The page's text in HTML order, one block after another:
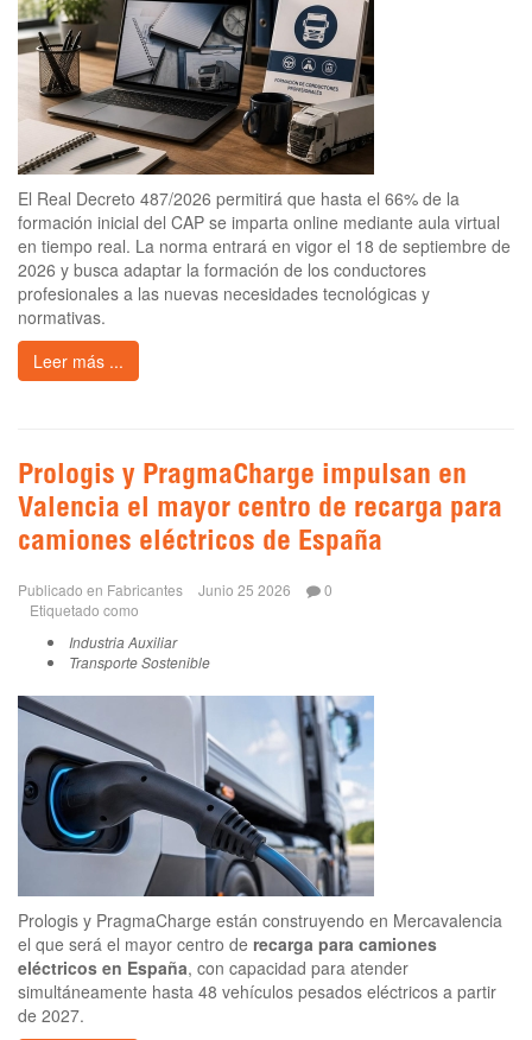
El Real Decreto 487/2026 permitirá que hasta el 66% de la
formación inicial del CAP se imparta online mediante aula virtual
en tiempo real. La norma entrará en vigor el 18 de septiembre de
2026 y busca adaptar la formación de los conductores
profesionales a las nuevas necesidades tecnológicas y
normativas.
Leer más ...
Prologis y PragmaCharge impulsan en
Valencia el mayor centro de recarga para
camiones eléctricos de España
Publicado en Fabricantes Junio 25 2026
0
Etiquetado como
Industria Auxiliar
Transporte Sostenible
Prologis y PragmaCharge están construyendo en Mercavalencia
el que será el mayor centro de recarga para camiones
eléctricos en España, con capacidad para atender
simultáneamente hasta 48 vehículos pesados eléctricos a partir
de 2027.